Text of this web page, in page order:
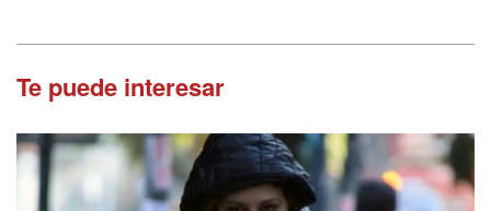
Te puede interesar